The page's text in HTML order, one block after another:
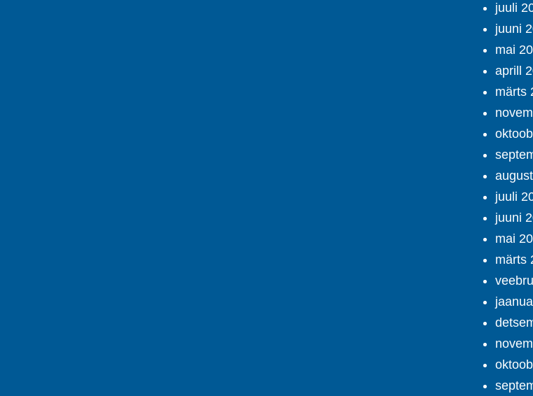
juuli
juuni
mai
aprill
märts
juuli
juuni
mai
märts